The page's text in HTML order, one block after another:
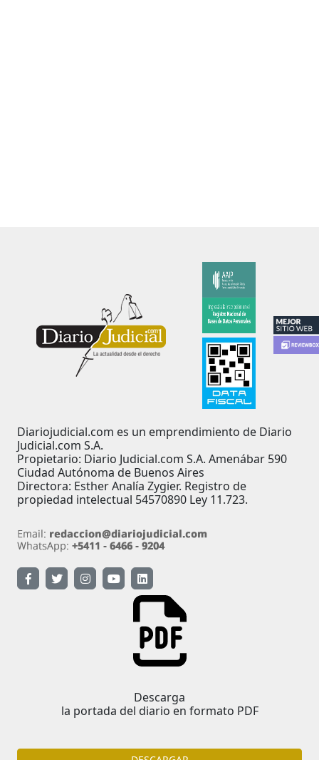
Diariojudicial.com es un emprendimiento de Diario
Judicial.com S.A.
Propietario: Diario Judicial.com S.A. Amenábar 590
Ciudad Autónoma de Buenos Aires
Directora: Esther Analía Zygier. Registro de
propiedad intelectual 54570890 Ley 11.723.
Descarga
la portada del diario en formato PDF